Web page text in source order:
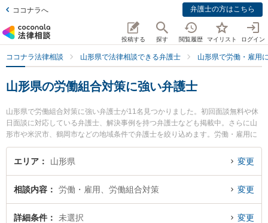
ココナラへ 弁護士の方はこちら
投稿する 探す 閲覧履歴 マイリスト ログイン
ココナラ法律相談 山形県で法律相談できる弁護士 山形県で労働・雇用
山形県の労働組合対策に強い弁護士
山形県で労働組合対策に強い弁護士が11名見つかりました。初回面談無料や休
日面談に対応している弁護士、解決事例を持つ弁護士なども掲載中。さらに山
形市や米沢市、鶴岡市などの地域条件で弁護士を絞り込めます。労働・雇用に
関係する不当解雇や退職勧奨、内定取消等の細かな分野での絞り込み検索もで
き便利です。特にベリーベスト法律事務所 山形オフィスの工藤 一輝弁護士や菊
間に発生した労働組合対策のトラブルを今すぐに弁護士に相談したい』『労働
組合対策のトラブル解決の実績豊富な近くの弁護士を検索したい』『初回相談
無料で労働組合対策を法律相談できる山形県内の弁護士に相談予約したい』な
エリア 山形県 変更
相談内容 労働・雇用、労働組合対策 変更
詳細条件 未選択 変更